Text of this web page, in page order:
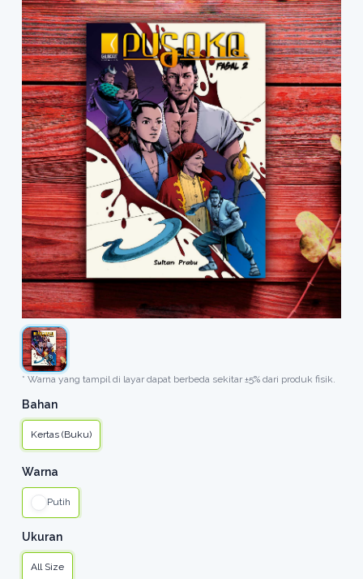
* Warna yang tampil di layar dapat berbeda sekitar ±5% dari produk fisik.
Bahan
Kertas (Buku)
Warna
Putih
Ukuran
All Size